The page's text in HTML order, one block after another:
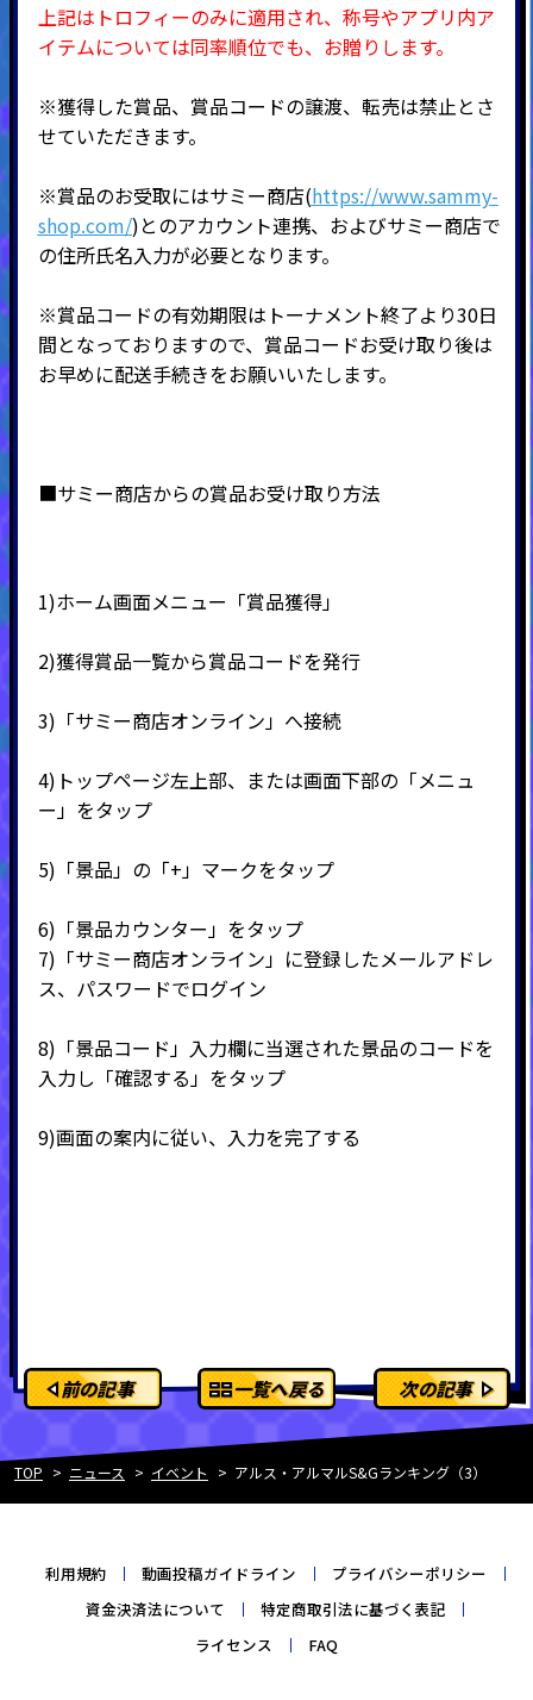
上記はトロフィーのみに適用され、称号やアプリ内ア
イテムについては同率順位でも、お贈りします。
※獲得した賞品、賞品コードの譲渡、転売は禁止とさ
せていただきます。
※賞品のお受取にはサミー商店(https://www.sammy-
shop.com/)とのアカウント連携、およびサミー商店で
の住所氏名入力が必要となります。
※賞品コードの有効期限はトーナメント終了より30日
間となっておりますので、賞品コードお受け取り後は
お早めに配送手続きをお願いいたします。
■サミー商店からの賞品お受け取り方法
1)ホーム画面メニュー「賞品獲得」
2)獲得賞品一覧から賞品コードを発行
3) 「サミー商店オンライン」へ接続
4) トップページ左上部、または画面下部の「メニュ
ー」をタップ
5) 「景品」の「+ 」マークをタップ
6) 「景品カウンター」をタップ
7) 「サミー商店オンライン」に登録したメールアドレ
ス、パスワードでログイン
8) 「景品コード」入力欄に当選された景品のコードを
入力し「確認する」をタップ
9)画面の案内に従い、入力を完了する
前の記事 一覧へ戻る 次の記事
TOP ニュース イベント アルス・アルマルS&Gランキング（3）
利用規約 動画投稿ガイドライン
プライバシーポリシー
資金決済法について
特定商取引法に基づく表記
ライセンス
FAQ